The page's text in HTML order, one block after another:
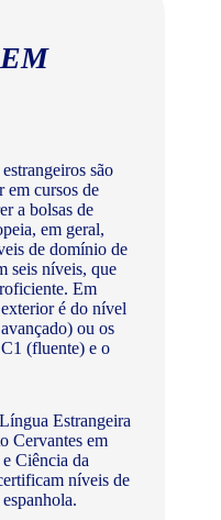
são
em cursos de
a bolsas de
em geral,
de domínio de
seis níveis, que
Em
é do nível
ou os
(fluente) e o
Estrangeira
Cervantes em
Ciência da
níveis de